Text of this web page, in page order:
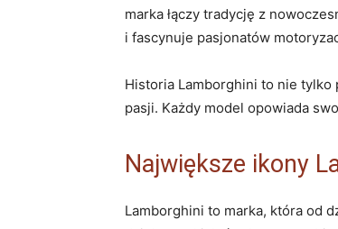
marka łączy tradycję z
i fascynuje​ pasjonatów‌
Historia Lamborghini to nie
pasji. Każdy model opowiada⁣
Największe ikony
Lamborghini to marka,⁢ która od